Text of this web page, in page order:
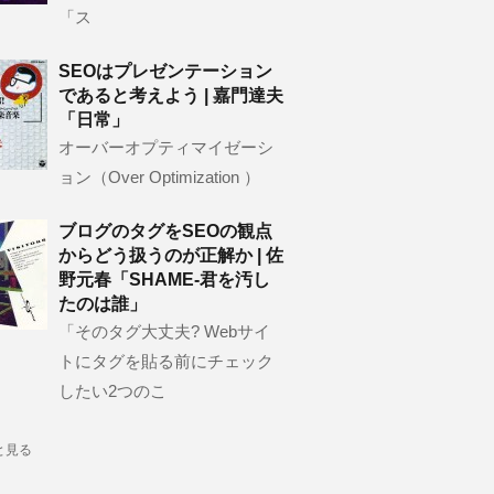
「ス
SEOはプレゼンテーション
であると考えよう | 嘉門達夫
「日常」
オーバーオプティマイゼーシ
ョン（Over Optimization ）
ブログのタグをSEOの観点
からどう扱うのが正解か | 佐
野元春「SHAME-君を汚し
たのは誰」
「そのタグ大丈夫? Webサイ
トにタグを貼る前にチェック
したい2つのこ
見る